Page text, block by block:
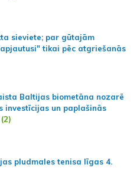
sieviete; par gūtajām
tikai pēc atgriešanās
Baltijas biometāna nozarē
investīcijas un paplašinās
(2)
pludmales tenisa līgas 4.